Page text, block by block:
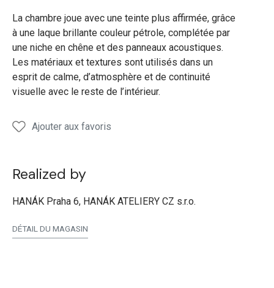
La chambre joue avec une teinte plus affirmée, grâce
à une laque brillante couleur pétrole, complétée par
une niche en chêne et des panneaux acoustiques.
Les matériaux et textures sont utilisés dans un
esprit de calme, d’atmosphère et de continuité
visuelle avec le reste de l’intérieur.
Ajouter aux favoris
Realized by
HANÁK Praha 6, HANÁK ATELIERY CZ s.r.o.
DÉTAIL DU MAGASIN